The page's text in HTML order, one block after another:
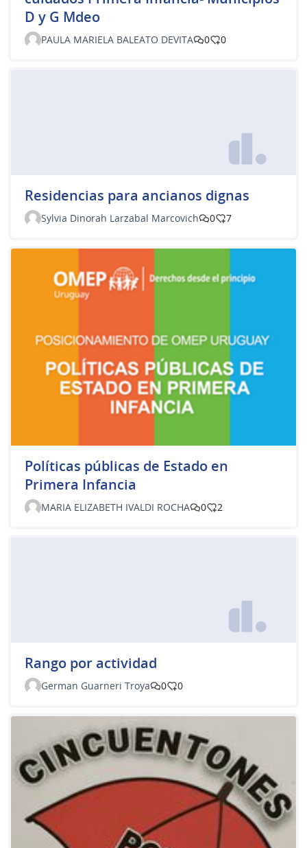
D y G Mdeo
PAULA MARIELA BALEATO DEVITA 0 0
Residencias para ancianos dignas
Sylvia Dinorah Larzabal Marcovich 0 7
Políticas públicas de Estado en
Primera Infancia
MARIA ELIZABETH IVALDI ROCHA 0 2
Rango por actividad
German Guarneri Troya 0 0